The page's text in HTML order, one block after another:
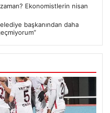
Ekonomistlerin nisan
başkanından daha